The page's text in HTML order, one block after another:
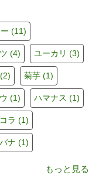
(11)
(4) ユーカリ (3)
(2) 菊芋 (1)
(1) ハマナス (1)
ラ (1)
ナ (1)
もっと見る